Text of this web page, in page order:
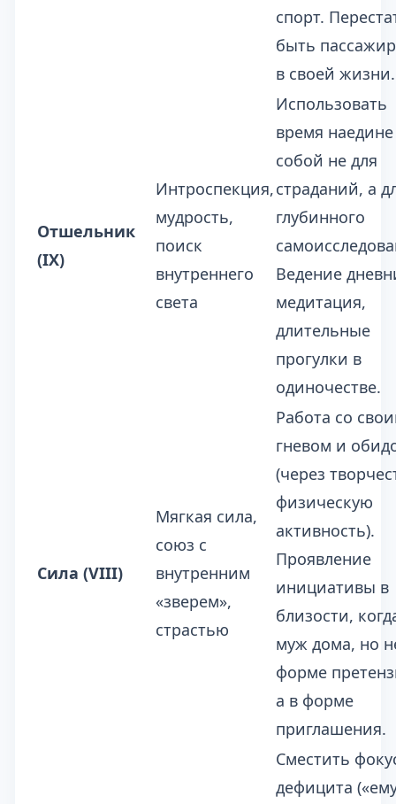
спорт.
быть
в своей жизни.
Отшельник
(IX)
Интроспекция,
мудрость,
поиск
внутреннего
света
Использовать
время наедине
собой не для
страданий, а
глубинного
Ведение
медитация,
длительные
прогулки в
одиночестве.
Сила (VIII)
Мягкая сила,
союз с
внутренним
«зверем»,
страстью
Работа со
гневом и
(через
физическую
активность).
Проявление
инициативы в
близости,
муж дома, но
форме
а в форме
приглашения.
Сместить
дефицита